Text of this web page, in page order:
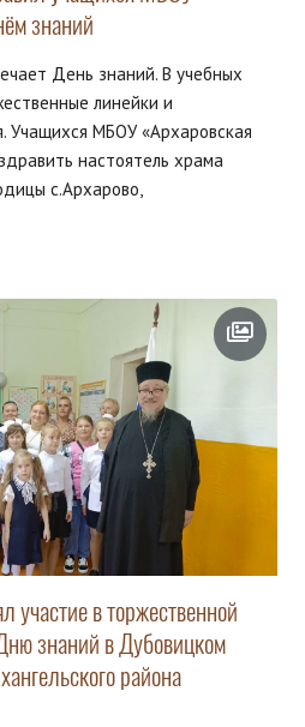
знаний
День знаний. В учебных
линейки и
Учащихся МБОУ «Архаровская
настоятель храма
с.Архарово,
в торжественной
знаний в Дубовицком
района